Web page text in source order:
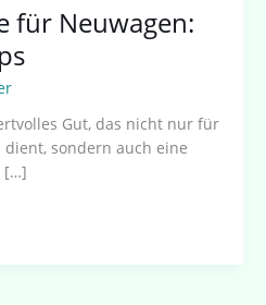
für Neuwagen:
Gut, das nicht nur für
sondern auch eine
[…]